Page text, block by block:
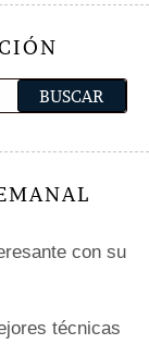
con su
técnicas